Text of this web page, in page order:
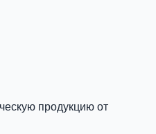
продукцию от